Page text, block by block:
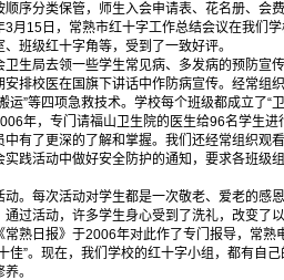
分类保管，师生入会申请表、花名册、会
月15日，常熟市红十字工作总结会议在我们
班级红十字角等，受到了一致好评。
局去领一些学生常见病、多发病的预防宣
排校医在国旗下讲话中作防病宣传。经常组
”等四项急救技术。学校每个班级都成立了“
年，专门请福山卫生院的医生给96名学生
有了更深的了解和掌握。我们还经常组织观
践活动中做好安全防护的通知，要求各班级
每次活动对学生都是一次敬老、爱老的感
过活动，许多学生身心受到了洗礼，改变了
熟日报》于2006年对此作了专门报导，常熟
佳”。现在，我们学校的红十字小组，都有自
。